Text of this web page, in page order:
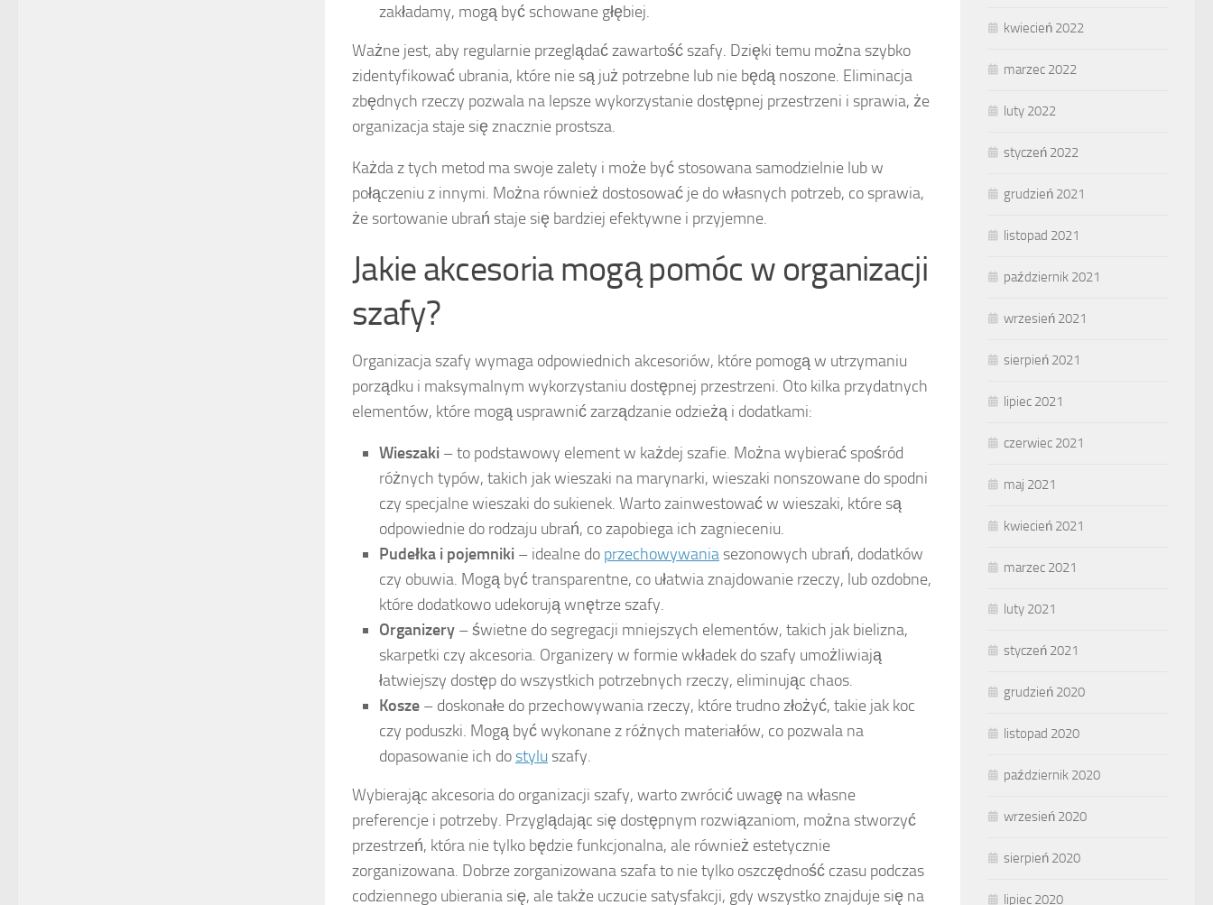
zakładamy, mogą być schowane głębiej.
Ważne jest, aby regularnie przeglądać zawartość szafy. Dzięki temu można szybko
zidentyfikować ubrania, które nie są już potrzebne lub nie będą noszone. Eliminacja
zbędnych rzeczy pozwala na lepsze wykorzystanie dostępnej przestrzeni i sprawia, że
organizacja staje się znacznie prostsza.
Każda z tych metod ma swoje zalety i może być stosowana samodzielnie lub w
połączeniu z innymi. Można również dostosować je do własnych potrzeb, co sprawia,
że sortowanie ubrań staje się bardziej efektywne i przyjemne.
Jakie akcesoria mogą pomóc w organizacji
szafy?
Organizacja szafy wymaga odpowiednich akcesoriów, które pomogą w utrzymaniu
porządku i maksymalnym wykorzystaniu dostępnej przestrzeni. Oto kilka przydatnych
elementów, które mogą usprawnić zarządzanie odzieżą i dodatkami:
Wieszaki – to podstawowy element w każdej szafie. Można wybierać spośród
różnych typów, takich jak wieszaki na marynarki, wieszaki nonszowane do spodni
czy specjalne wieszaki do sukienek. Warto zainwestować w wieszaki, które są
odpowiednie do rodzaju ubrań, co zapobiega ich zagnieceniu.
Pudełka i pojemniki – idealne do przechowywania sezonowych ubrań, dodatków
czy obuwia. Mogą być transparentne, co ułatwia znajdowanie rzeczy, lub ozdobne,
które dodatkowo udekorują wnętrze szafy.
Organizery – świetne do segregacji mniejszych elementów, takich jak bielizna,
skarpetki czy akcesoria. Organizery w formie wkładek do szafy umożliwiają
łatwiejszy dostęp do wszystkich potrzebnych rzeczy, eliminując chaos.
Kosze – doskonałe do przechowywania rzeczy, które trudno złożyć, takie jak koc
czy poduszki. Mogą być wykonane z różnych materiałów, co pozwala na
dopasowanie ich do stylu szafy.
Wybierając akcesoria do organizacji szafy, warto zwrócić uwagę na własne
preferencje i potrzeby. Przyglądając się dostępnym rozwiązaniom, można stworzyć
przestrzeń, która nie tylko będzie funkcjonalna, ale również estetycznie
zorganizowana. Dobrze zorganizowana szafa to nie tylko oszczędność czasu podczas
codziennego ubierania się, ale także uczucie satysfakcji, gdy wszystko znajduje się na
kwiecień 2022
marzec 2022
luty 2022
styczeń 2022
grudzień 2021
listopad 2021
październik 2021
wrzesień 2021
sierpień 2021
lipiec 2021
czerwiec 2021
maj 2021
kwiecień 2021
marzec 2021
luty 2021
styczeń 2021
grudzień 2020
listopad 2020
październik 2020
wrzesień 2020
sierpień 2020
lipiec 2020